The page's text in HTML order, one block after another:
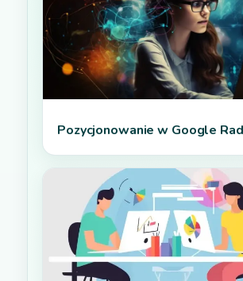
Pozycjonowanie w Google